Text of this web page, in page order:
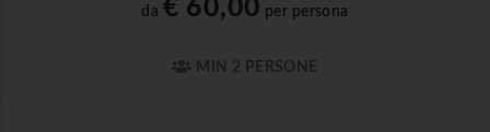
da € 60,00 per persona
MIN 2 PERSONE